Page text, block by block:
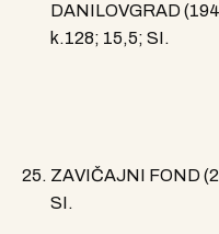
DANILOVGRAD
k.128; 15,5; SI.
ZAVIČAJNI FOND
SI.